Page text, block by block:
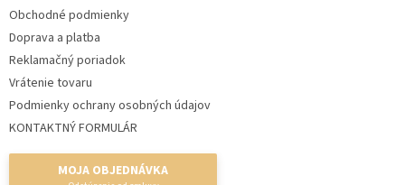
Obchodné podmienky
Doprava a platba
Reklamačný poriadok
Vrátenie tovaru
Podmienky ochrany osobných údajov
KONTAKTNÝ FORMULÁR
MOJA OBJEDNÁVKA